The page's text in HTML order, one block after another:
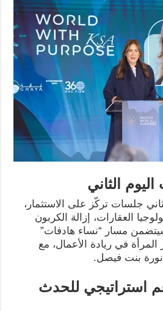
الثاني
جلسات تركّز على الاستثمار،
العقارات، إزالة الكربون
مسار “نساء هادفات”
في ريادة الأعمال، مع
نورة بنت فيصل.
استراتيجي للحدث